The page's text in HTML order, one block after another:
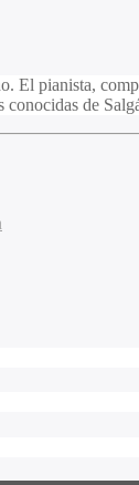
pianista,
conocidas de